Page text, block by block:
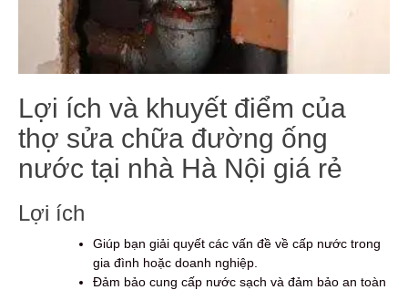
Lợi ích và khuyết điểm của
thợ sửa chữa đường ống
nước tại nhà Hà Nội giá rẻ
Lợi ích
Giúp bạn giải quyết các vấn đề về cấp nước trong
gia đình hoặc doanh nghiệp.
Đảm bảo cung cấp nước sạch và đảm bảo an toàn